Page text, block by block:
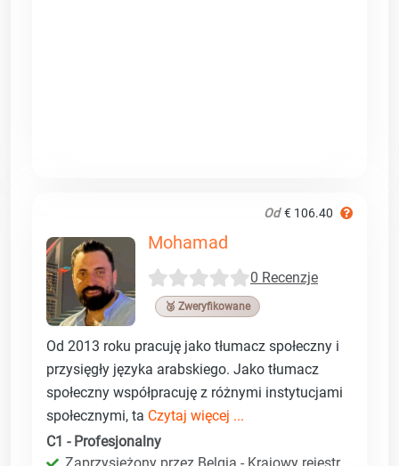
Od € 106.40
Mohamad
0 Recenzje
🥉 Zweryfikowane
Od 2013 roku pracuję jako tłumacz społeczny i
przysięgły języka arabskiego. Jako tłumacz
społeczny współpracuję z różnymi instytucjami
społecznymi, ta Czytaj więcej ...
C1 - Profesjonalny